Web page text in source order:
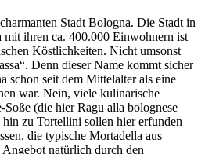
Stadt Bologna. Die Stadt in
ihren ca. 400.000 Einwohnern ist
Köstlichkeiten. Nicht umsonst
Denn dieser Name kommt sicher
schon seit dem Mittelalter als eine
war. Nein, viele kulinarische
(die hier Ragu alla bolognese
hin zu Tortellini sollen hier erfunden
die typische Mortadella aus
natürlich durch den